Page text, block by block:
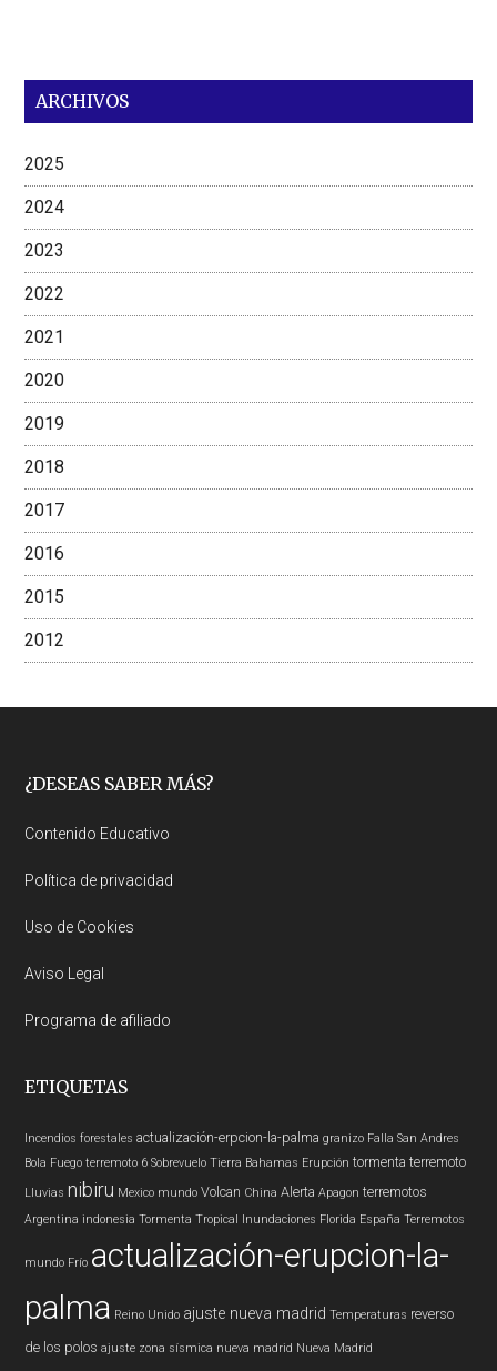
ARCHIVOS
2025
2024
2023
2022
2021
2020
2019
2018
2017
2016
2015
2012
Footer
¿DESEAS SABER MÁS?
Contenido Educativo
Política de privacidad
Uso de Cookies
Aviso Legal
Programa de afiliado
ETIQUETAS
Incendios forestales actualización-erpcion-la-palma granizo Falla San Andres
Bola Fuego terremoto 6 Sobrevuelo Tierra Bahamas Erupción tormenta terremoto
Lluvias nibiru Mexico mundo Volcan China Alerta Apagon terremotos
Argentina indonesia Tormenta Tropical Inundaciones Florida España Terremotos
mundo Frío actualización-erupcion-la-
palma Reino Unido ajuste nueva madrid Temperaturas reverso
de los polos ajuste zona sísmica nueva madrid Nueva Madrid